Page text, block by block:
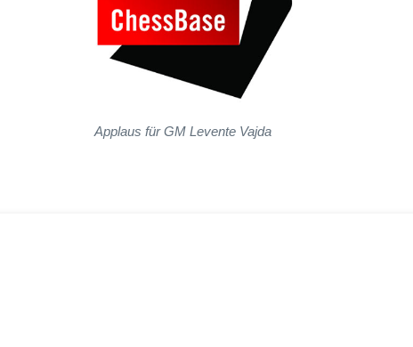
Applaus für GM Levente Vajda